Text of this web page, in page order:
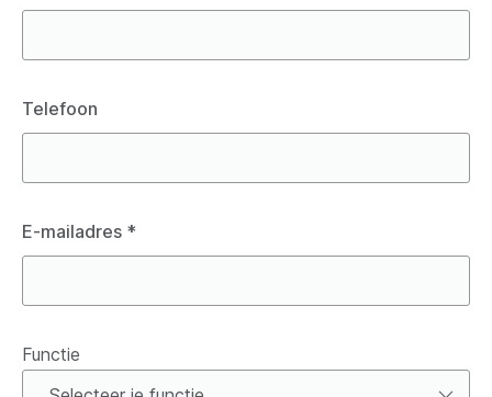
Telefoon
E-mailadres *
Functie
Functie